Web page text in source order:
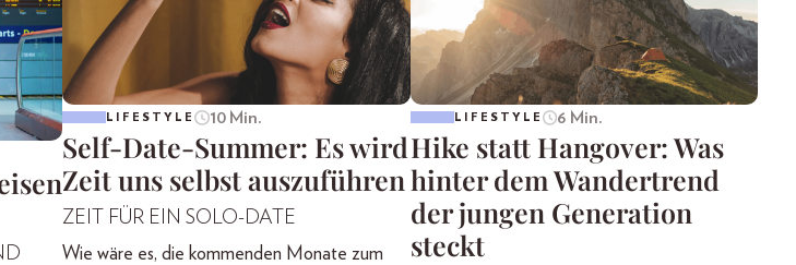
LIFESTYLE 10 Min.
Self-Date-Summer: Es wird
Zeit uns selbst auszuführen
ZEIT FÜR EIN SOLO-DATE
Wie wäre es, die kommenden Monate zum
LIFESTYLE 6 Min.
Hike statt Hangover: Was
hinter dem Wandertrend
der jungen Generation
steckt